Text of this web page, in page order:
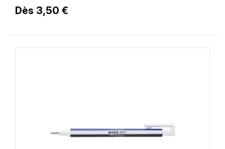
Dès 3,50 €